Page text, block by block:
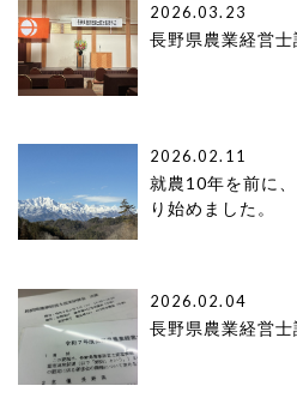
2026.03.23
長野県農業経営
2026.02.11
就農10年を前に
り始めました。
2026.02.04
長野県農業経営